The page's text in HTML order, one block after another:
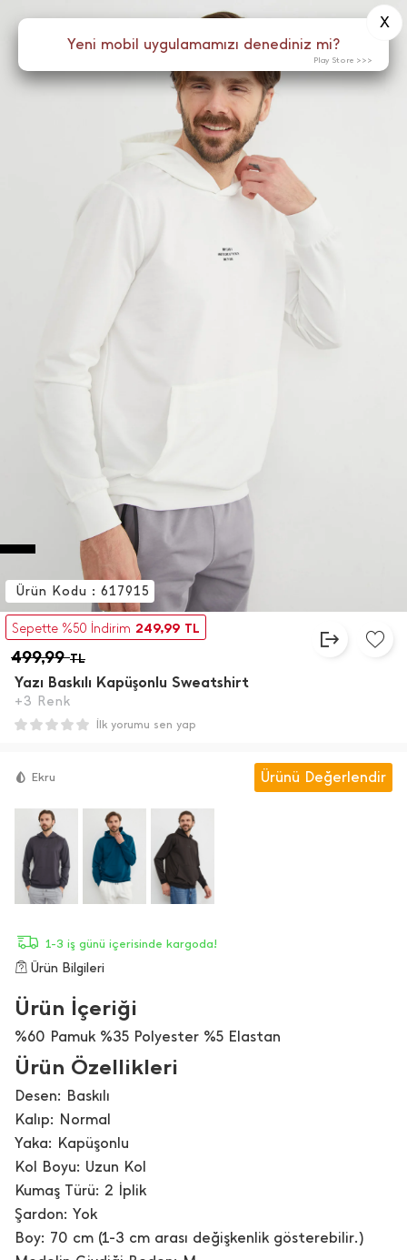
Menü
Sepette %50 İndirim 249,99 TL
499,99TL
Yazı Baskılı Kapüşonlu Sweatshirt
+3 Renk
Ürün Kodu : 617915
İlk yorumu sen yap
Ekru Ürünü Değerlendir
1-3 iş günü içerisinde kargoda!
Ürün Bilgileri
Ürün İçeriği
%60 Pamuk %35 Polyester %5 Elastan
Ürün Özellikleri
Desen: Baskılı
Kalıp: Normal
Yaka: Kapüşonlu
Kol Boyu: Uzun Kol
Kumaş Türü: 2 İplik
Şardon: Yok
Boy: 70 cm (1-3 cm arası değişkenlik gösterebilir.)
Yeni mobil uygulamamızı denediniz mi?
X
Play Store >>>